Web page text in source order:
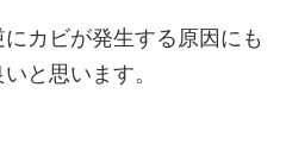
カビが発生する原因にも
と思います。